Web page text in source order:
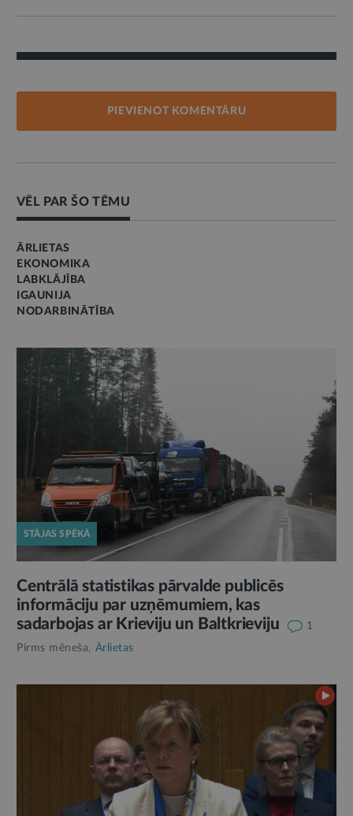
PIEVIENOT KOMENTĀRU
VĒL PAR ŠO TĒMU
ĀRLIETAS
EKONOMIKA
LABKLĀJĪBA
IGAUNIJA
NODARBINĀTĪBA
STĀJAS SPĒKĀ
Centrālā statistikas pārvalde publicēs
informāciju par uzņēmumiem, kas
sadarbojas ar Krieviju un Baltkrieviju
1
Pirms mēneša, Ārlietas